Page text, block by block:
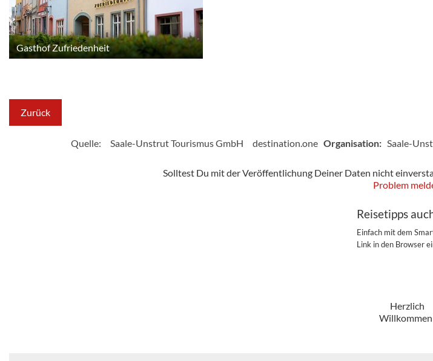
Gasthof Zufriedenheit
Zurück
Quelle: Saale-Unstrut Tourismus GmbH destination.one Organisation: Saale-
Solltest Du mit der Veröffentlichung Deiner Daten nicht
Problem
Reisetipps
Einfach mit dem
Link in den Browser
Herzlich